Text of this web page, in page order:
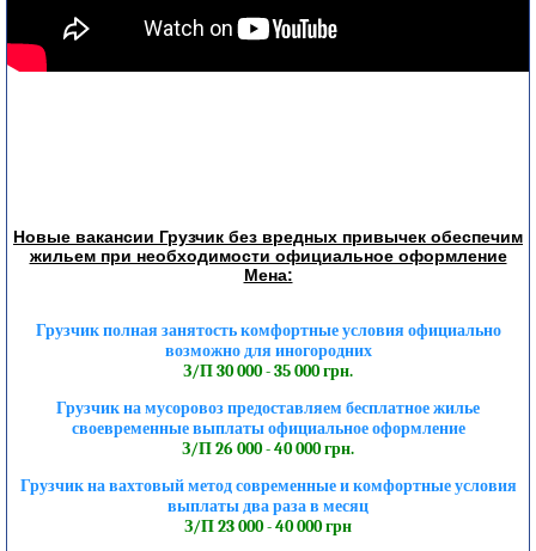
Новые вакансии Грузчик без вредных привычек обеспечим
жильем при необходимости официальное оформление
Мена:
Грузчик полная занятость комфортные условия официально
возможно для иногородних
З/П 30 000 - 35 000 грн.
Грузчик на мусоровоз предоставляем бесплатное жилье
своевременные выплаты официальное оформление
З/П 26 000 - 40 000 грн.
Грузчик на вахтовый метод современные и комфортные условия
выплаты два раза в месяц
З/П 23 000 - 40 000 грн